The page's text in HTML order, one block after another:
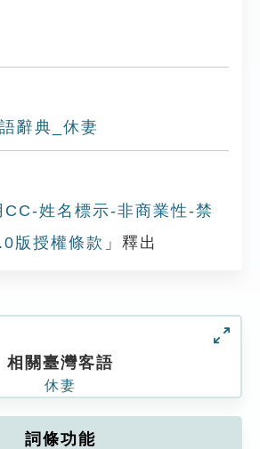
辭典_休妻
CC-姓名標示-非商業性-禁
版授權條款 」釋出
相關臺灣客語
休妻
詞條功能